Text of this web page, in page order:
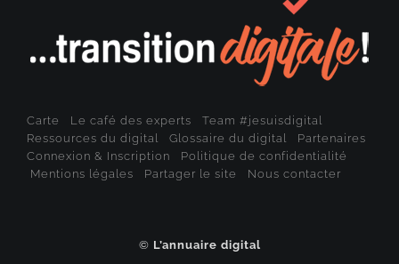
Carte Le café des experts
Team #jesuisdigital
Ressources du digital
Glossaire du digital
Partenaires
Connexion & Inscription
Politique de confidentialité
Mentions légales
Partager le site Nous contacter
© L’annuaire digital